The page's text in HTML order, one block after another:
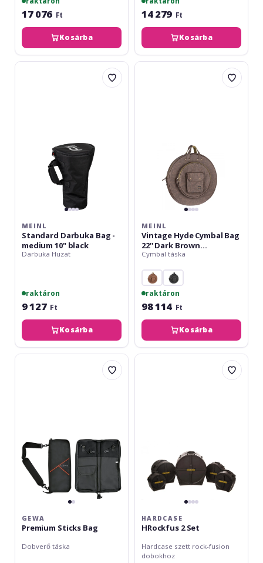
17 076 Ft
Kosárba
14 279 Ft
Kosárba
Meinl
MEINL
Standard Darbuka Bag -
medium 10" black
Darbuka Huzat
raktáron
9 127 Ft
Kosárba
Meinl
MVHC22DB
MEINL
Vintage Hyde Cymbal Bag
22'' Dark Brown
MVHC22DB
Cymbal táska
raktáron
98 114 Ft
Kosárba
Gewa
GEWA
Premium Sticks Bag
Dobverő táska
Hardcase
HARDCASE
HRockfus 2 Set
Hardcase szett rock-fusion
dobokhoz